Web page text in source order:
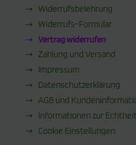
Widerrufsbelehrung
Widerrufs-Formular
Vertrag widerrufen
Zahlung und Versand
Impressum
Datenschutzerklärung
AGB und
Informationen zur
Cookie Einstellungen